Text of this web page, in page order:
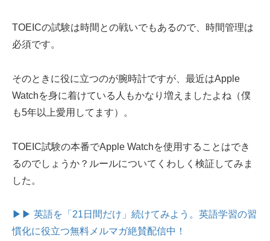
TOEICの試験は時間との戦いでもあるので、時間管理は
必須です。
そのときに役に立つのが腕時計ですが、最近はApple
Watchを身に着けている人もかなり増えましたよね（僕
も5年以上愛用してます）。
TOEIC試験の本番でApple Watchを使用することはでき
るのでしょうか？ルールについてくわしく検証してみま
した。
▶▶ 英語を「21日間だけ」続けてみよう。 英語学習の習
慣化に役立つ無料メルマガ絶賛配信中！